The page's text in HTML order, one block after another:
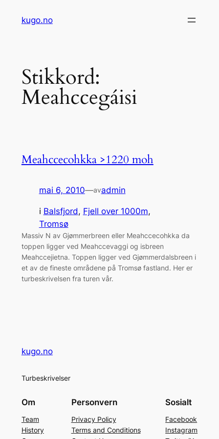
kugo.no
Stikkord:
Meahccegáisi
Meahccecohkka >1220 moh
mai 6, 2010—avadmin
i Balsfjord, Fjell over 1000m
Tromsø
Massiv N av Gjømmerbreen eller Meahccecohkka da
toppen ligger ved Meahccevaggi og isbreen
Meahccejietna. Toppen ligger ved Gjømmerdalsbreen i
et av de fineste områdene på Tromsø fastland. Her er
turbeskrivelsen fra turen vår.
kugo.no
Turbeskrivelser
Om
Team
History
Personvern
Privacy Policy
Terms and Conditions
Sosialt
Facebook
Instagram